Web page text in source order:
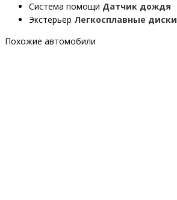
Система помощи Датчик дождя
Экстерьер Легкосплавные диски
Похожие автомобили